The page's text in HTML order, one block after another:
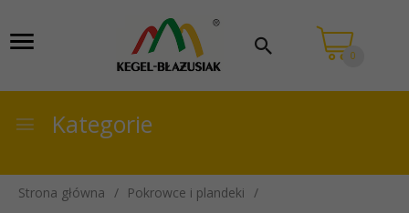
0
Kategorie
Strona główna Pokrowce i plandeki